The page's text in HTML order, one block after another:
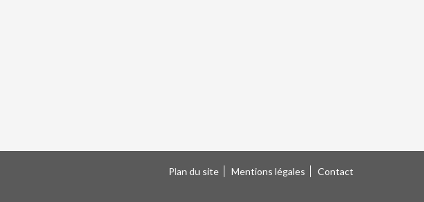
Plan du site Mentions légales Contact